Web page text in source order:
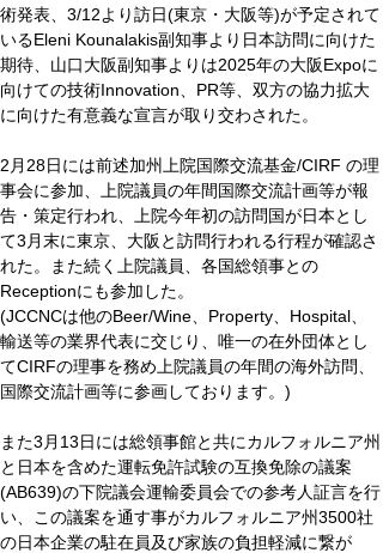
術発表、3/12より訪日(東京・大阪等)が予定されて
いるEleni Kounalakis副知事より日本訪問に向けた
期待、山口大阪副知事よりは2025年の大阪Expoに
向けての技術Innovation、PR等、双方の協力拡大
に向けた有意義な宣言が取り交わされた。
2月28日には前述加州上院国際交流基金/CIRF の理
事会に参加、上院議員の年間国際交流計画等が報
告・策定行われ、上院今年初の訪問国が日本とし
て3月末に東京、大阪と訪問行われる行程が確認さ
れた。また続く上院議員、各国総領事との
Receptionにも参加した。
(JCCNCは他のBeer/Wine、Property、Hospital、
輸送等の業界代表に交じり、唯一の在外団体とし
てCIRFの理事を務め上院議員の年間の海外訪問、
国際交流計画等に参画しております。)
また3月13日には総領事館と共にカルフォルニア州
と日本を含めた運転免許試験の互換免除の議案
(AB639)の下院議会運輸委員会での参考人証言を行
い、この議案を通す事がカルフォルニア州3500社
の日本企業の駐在員及び家族の負担軽減に繋が